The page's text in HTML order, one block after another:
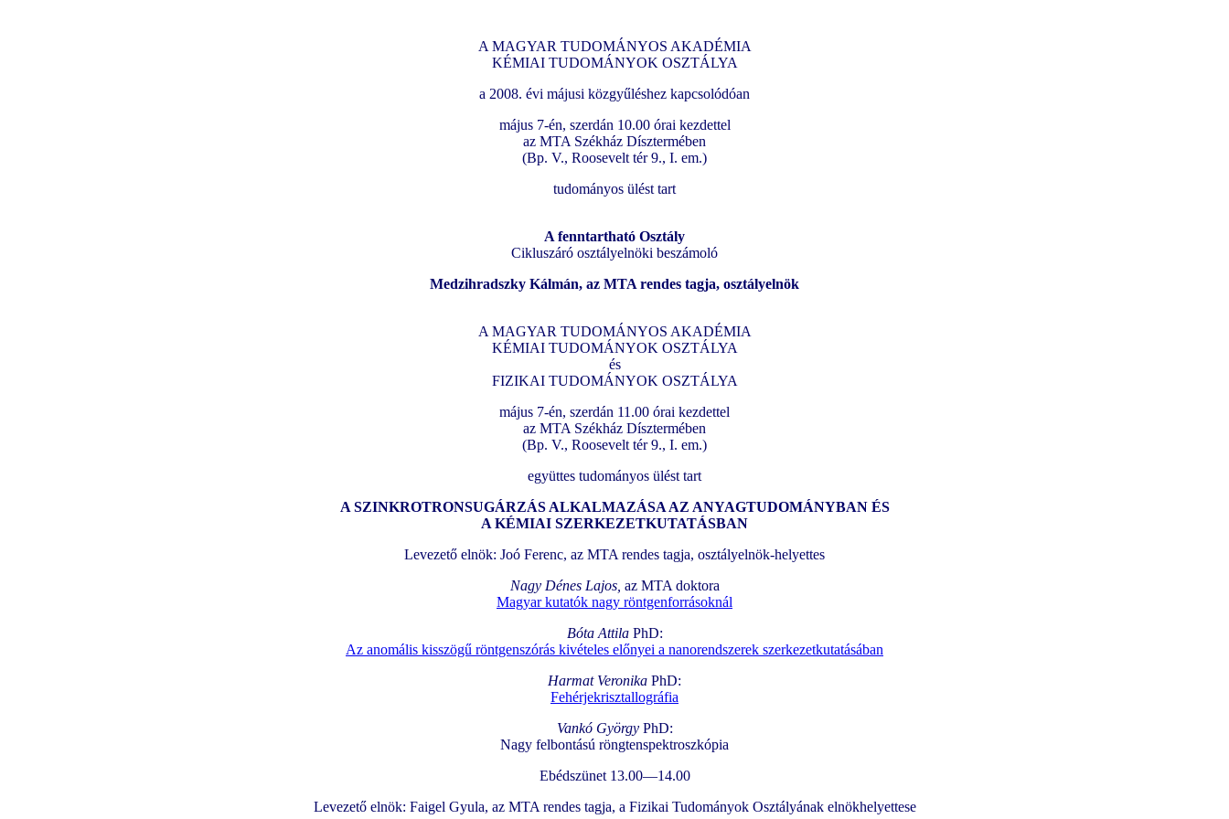
A MAGYAR TUDOMÁNYOS AKADÉMIA
KÉMIAI TUDOMÁNYOK OSZTÁLYA
a 2008. évi májusi közgyűléshez kapcsolódóan
május 7-én, szerdán 10.00 órai kezdettel
az MTA Székház Dísztermében
(Bp. V., Roosevelt tér 9., I. em.)
tudományos ülést tart
A fenntartható Osztály
Cikluszáró osztályelnöki beszámoló
Medzihradszky Kálmán, az MTA rendes tagja, osztályelnök
A MAGYAR TUDOMÁNYOS AKADÉMIA
KÉMIAI TUDOMÁNYOK OSZTÁLYA
és
FIZIKAI TUDOMÁNYOK OSZTÁLYA
május 7-én, szerdán 11.00 órai kezdettel
az MTA Székház Dísztermében
(Bp. V., Roosevelt tér 9., I. em.)
együttes tudományos ülést tart
A SZINKROTRONSUGÁRZÁS ALKALMAZÁSA AZ ANYAGTUDOMÁNYBAN ÉS
A KÉMIAI SZERKEZETKUTATÁSBAN
Levezető elnök: Joó Ferenc, az MTA rendes tagja, osztályelnök-helyettes
Nagy Dénes Lajos, az MTA doktora
Magyar kutatók nagy röntgenforrásoknál
Bóta AttilaPhD:
Az anomális kisszögű röntgenszórás kivételes előnyei a nanorendszerek szerkezetkutatásában
Harmat Veronika PhD:
Fehérjekrisztallográfia
Vankó György PhD:
Nagy felbontású röngtenspektroszkópia
Ebédszünet 13.00—14.00
Levezető elnök: Faigel Gyula, az MTA rendes tagja, a Fizikai Tudományok Osztályának elnökhelyettese